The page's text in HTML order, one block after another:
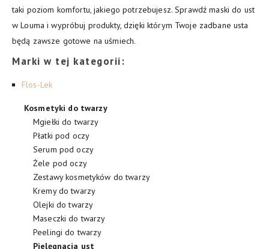
taki poziom komfortu, jakiego potrzebujesz. Sprawdź maski do ust
w Louma i wypróbuj produkty, dzięki którym Twoje zadbane usta
będą zawsze gotowe na uśmiech.
Marki w tej kategorii:
Flos-Lek
Kosmetyki do twarzy
Mgiełki do twarzy
Płatki pod oczy
Serum pod oczy
Żele pod oczy
Zestawy kosmetyków do twarzy
Kremy do twarzy
Olejki do twarzy
Maseczki do twarzy
Peelingi do twarzy
Pielęgnacja ust